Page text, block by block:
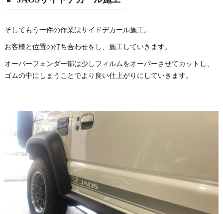
そしてもう一件の作業はサイドデカール施工。
お客様と位置の打ち合わせをし、施工していきます。
オーバーフェンダー部は少しフィルムをオーバーさせてカットし、
ゴムの中にしまうことでより良い仕上がりにしていきます。